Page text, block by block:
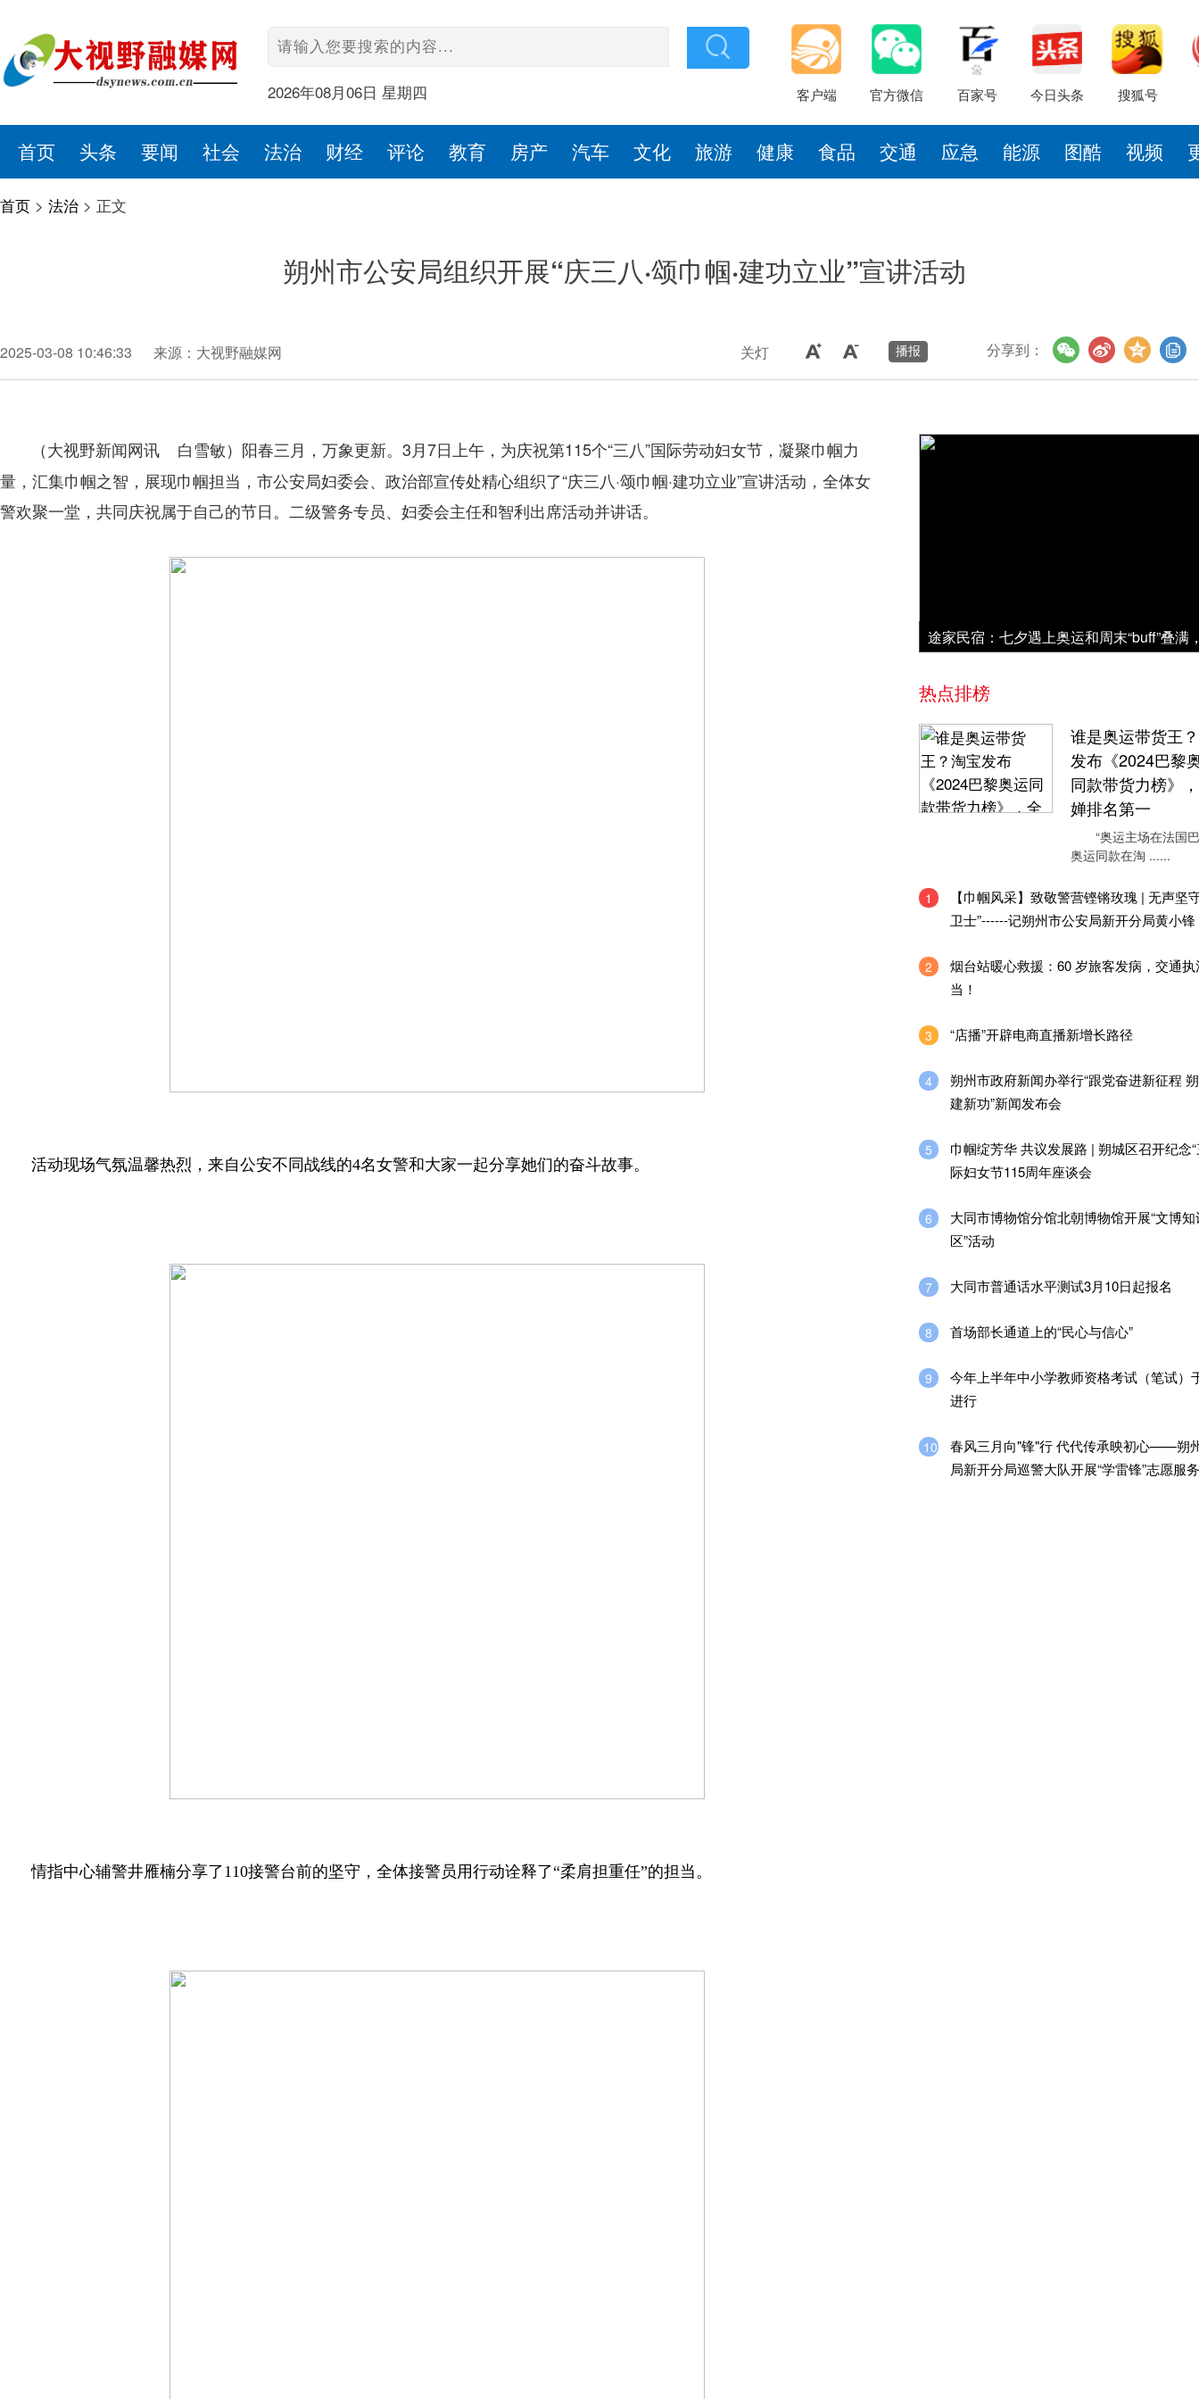
2026年08月06日 星期四 客户端 官方微信 百家号 今日头条 搜狐号
首页 头条 要闻 社会 法治 财经 评论 教育 房产 汽车 文化 旅游 健康 食品 交通 应急 能源 图酷 视频
首页 > 法治 > 正文
朔州市公安局组织开展“庆三八·颂巾帼·建功立业”宣讲活动
2025-03-08 10:46:33 来源：大视野融媒网 关灯 分享到：
（大视野新闻网讯 白雪敏） 阳春三月，万象更新。3月7日上午，为庆祝第115个“三八”国际劳动妇女节，凝聚巾帼力
量，汇集巾帼之智，展现巾帼担当，市公安局妇委会、政治部宣传处精心组织了“庆三八·颂巾帼·建功立业”宣讲活动，全体女
警欢聚一堂，共同庆祝属于自己的节日。 二级警务专员、妇委会主任和智利出席活动并讲话。
活动现场气氛温馨热烈，来自公安不同战线的4名女警和大家一起分享她们的奋斗故事。
情指中心辅警井雁楠分享了110接警台前的坚守，全体接警员用行动诠释了“柔肩担重任”的担当。
热点排榜
谁是奥运带货王
发布《2024巴黎
同款带货力榜》
婵排名第一
“奥运主场在法国
奥运同款在淘 ......
1
【巾帼风采】致敬警营铿锵玫瑰 | 无声坚
卫士”------记朔州市公安局新开分局黄小锋
2
烟台站暖心救援：60 岁旅客发病，交通
当！
3 “店播”开辟电商直播新增长路径
4
朔州市政府新闻办举行“跟党奋进新征程
建新功”新闻发布会
5
巾帼绽芳华 共议发展路 | 朔城区召开纪念“
际妇女节115周年座谈会
6
大同市博物馆分馆北朝博物馆开展“文博
区”活动
7 大同市普通话水平测试3月10日起报名
8 首场部长通道上的“民心与信心”
9
今年上半年中小学教师资格考试（笔试）
进行
10
春风三月向"锋"行 代代传承映初心——朔
局新开分局巡警大队开展“学雷锋”志愿服